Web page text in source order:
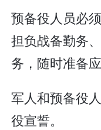
预备役人员必
担负战备勤务
务，随时准备
军人和预备役
役宣誓。